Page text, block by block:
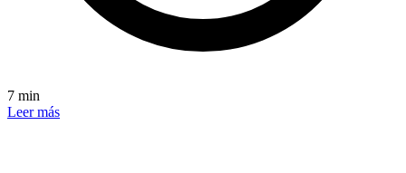
7 min
Leer más